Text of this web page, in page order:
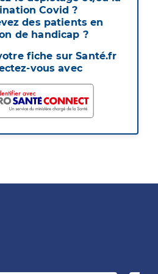
Covid ?
des patients en
de handicap ?
fiche sur Santé.fr
vous avec